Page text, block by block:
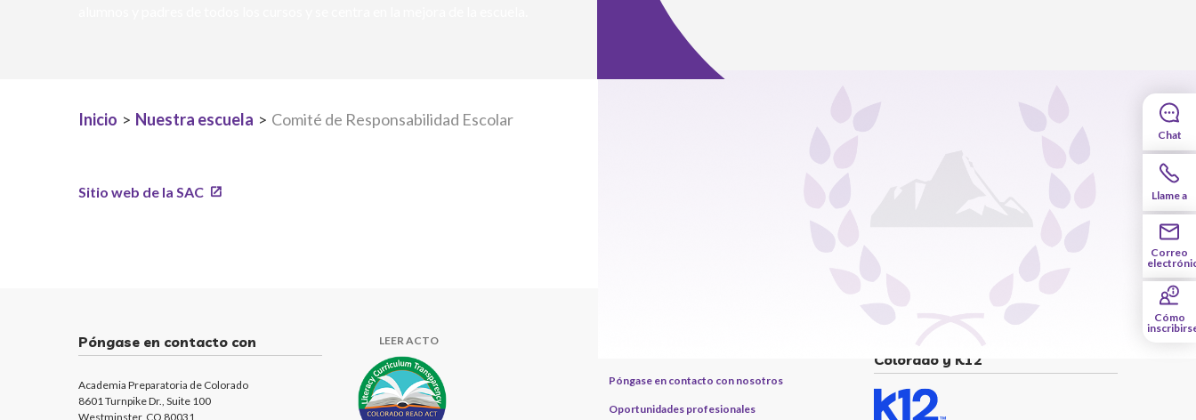
Inicio > Nuestra escuela > Comité de Responsabilidad Escolar
Sitio web de la SAC
Póngase en contacto con
Academia Preparatoria de Colorado
8601 Turnpike Dr., Suite 100
Westminster, CO 80031
LEER ACTO
Póngase en contacto con nosotros
Oportunidades profesionales
Academia Preparatoria de
Colorado y K12
Chat
Llame a
Correo
Cómo